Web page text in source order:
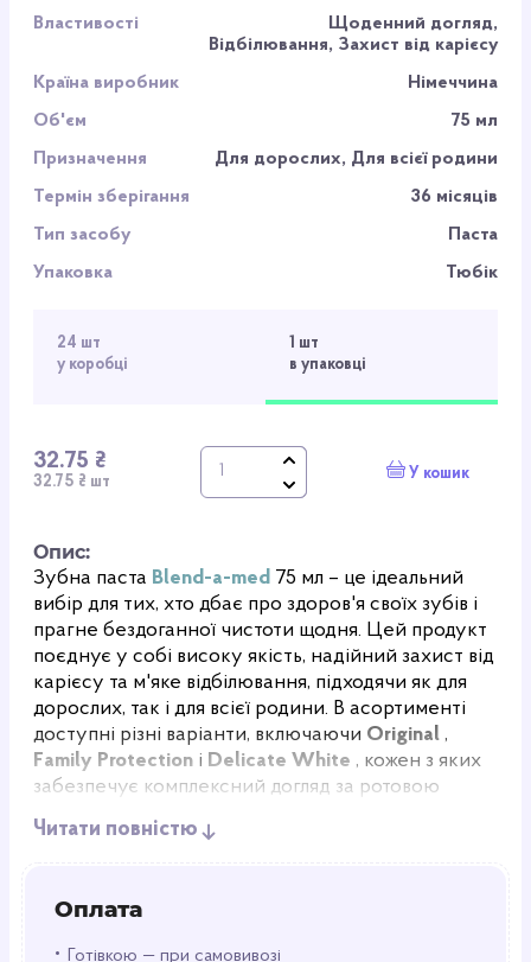
Властивості
Щоденний догляд,
Відбілювання, Захист від карієсу
Країна виробник
Німеччина
Об'єм
75 мл
Призначення
Для дорослих, Для всієї родини
Термін зберігання
36 місяців
Тип засобу
Паста
Упаковка
Тюбік
24 шт
у коробці
1 шт
в упаковці
32.75 ₴
32.75 ₴ шт У кошик
Оплата
• Готівкою — при самовивозі
Опис:
Зубна паста Blend-a-med 75 мл – це ідеальний
вибір для тих, хто дбає про здоров'я своїх зубів і
прагне бездоганної чистоти щодня. Цей продукт
поєднує у собі високу якість, надійний захист від
карієсу та м'яке відбілювання, підходячи як для
дорослих, так і для всієї родини. В асортименті
доступні різні варіанти, включаючи Original ,
Family Protection і Delicate White , кожен з яких
забезпечує комплексний догляд за ротовою
порожниною.
Щоденний захист для всієї родини
для захисту зубів на кожен день. Незалежно від
обраного варіанту, паста забезпечує надійний
Читати повністю